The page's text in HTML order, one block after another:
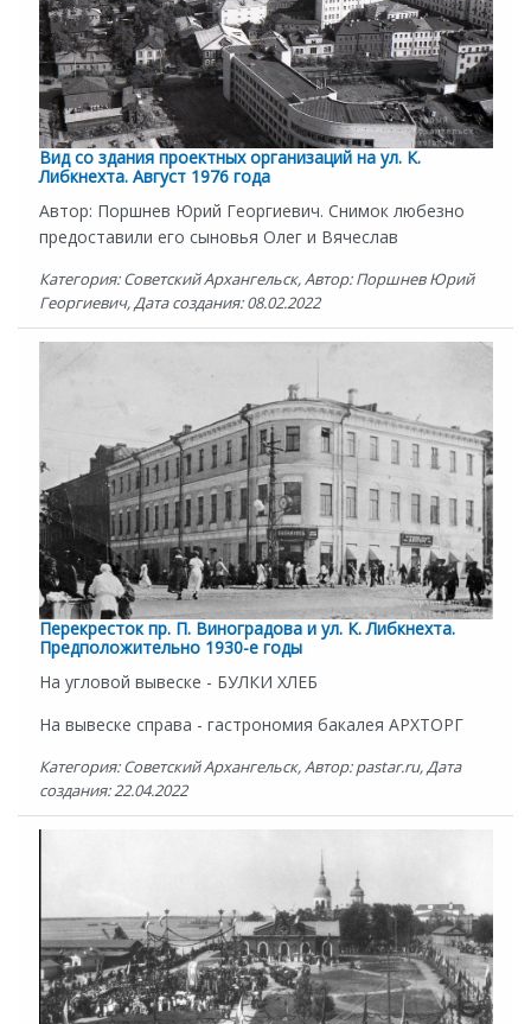
Вид со здания проектных организаций на ул. К.
Либкнехта. Август 1976 года
Автор: Поршнев Юрий Георгиевич. Снимок любезно
предоставили его сыновья Олег и Вячеслав
Категория: Советский Архангельск, Автор: Поршнев Юрий
Георгиевич, Дата создания: 08.02.2022
Перекресток пр. П. Виноградова и ул. К. Либкнехта.
Предположительно 1930-е годы
На угловой вывеске - БУЛКИ ХЛЕБ
На вывеске справа - гастрономия бакалея АРХТОРГ
Категория: Советский Архангельск, Автор: pastar.ru, Дата
создания: 22.04.2022